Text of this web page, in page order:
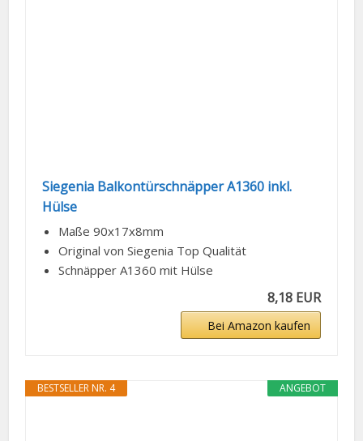
Siegenia Balkontürschnäpper A1360 inkl.
Hülse
Maße 90x17x8mm
Original von Siegenia Top Qualität
Schnäpper A1360 mit Hülse
8,18 EUR
Bei Amazon kaufen
ANGEBOT
BESTSELLER NR. 4